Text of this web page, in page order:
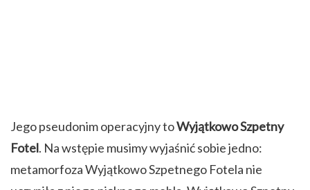
Jego pseudonim operacyjny toWyjątkowo Szpetny
Fotel. Na wstępie musimy wyjaśnić sobie jedno:
metamorfoza Wyjątkowo Szpetnego Fotela nie